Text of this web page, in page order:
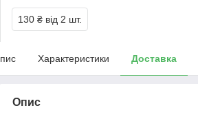
130 ₴ від 2 шт.
Характеристики Доставка
Опис